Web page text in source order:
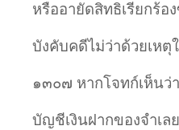
หรืออายัดสิทธิเรียกร้อ
บังคับคดีไม่ว่าด้วยเหตุ
๑๓๐๗ หากโจทก์เห็นว่
บัญชีเงินฝากของจำเล